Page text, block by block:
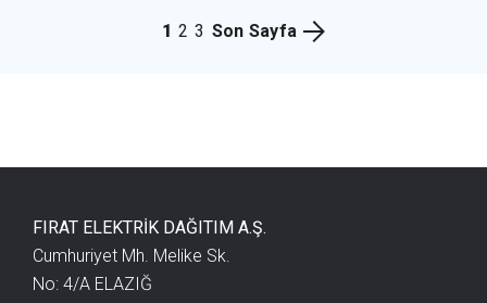
1 2 3 Son Sayfa
FIRAT ELEKTRİK DAĞITIM A.Ş.
Cumhuriyet Mh. Melike Sk.
No: 4/A ELAZIĞ